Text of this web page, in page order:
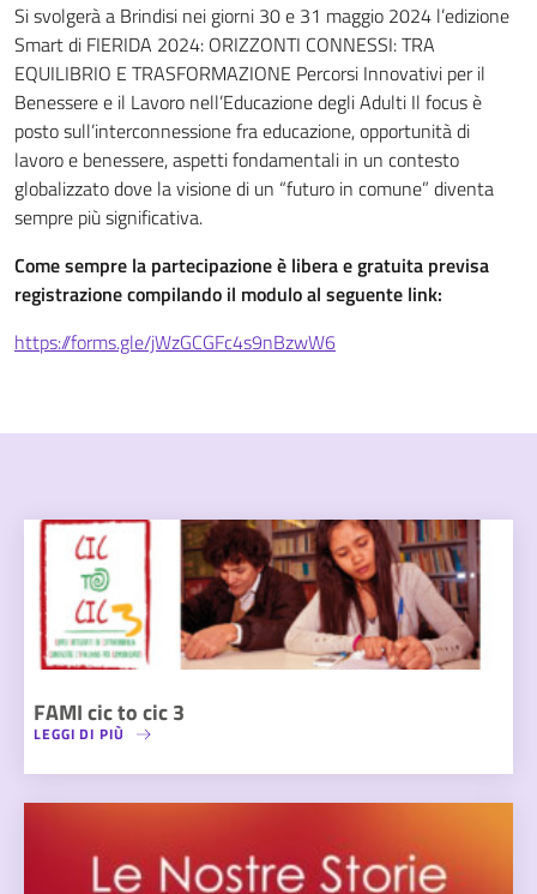
Si svolgerà a Brindisi nei giorni 30 e 31 maggio 2024 l’edizione
Smart di FIERIDA 2024: ORIZZONTI CONNESSI: TRA
EQUILIBRIO E TRASFORMAZIONE Percorsi Innovativi per il
Benessere e il Lavoro nell’Educazione degli Adulti Il focus è
posto sull’interconnessione fra educazione, opportunità di
lavoro e benessere, aspetti fondamentali in un contesto
globalizzato dove la visione di un “futuro in comune” diventa
sempre più significativa.
Come sempre la partecipazione è libera e gratuita previsa
registrazione compilando il modulo al seguente link:
https://forms.gle/jWzGCGFc4s9nBzwW6
FAMI cic to cic 3
LEGGI DI PIÙ